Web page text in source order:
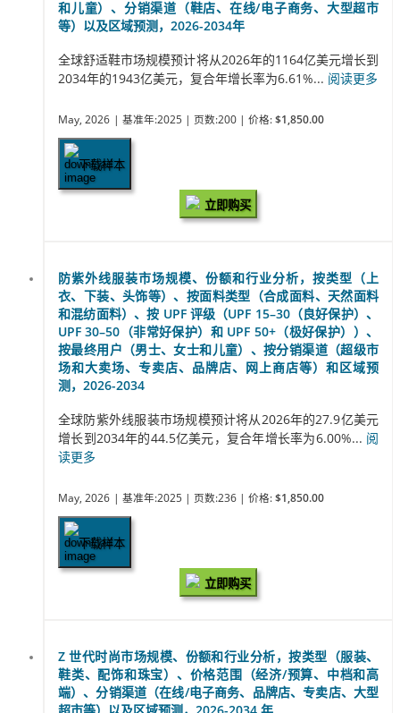
和儿童）、分销渠道（鞋店、在线/电子商务、大型超市
等）以及区域预测，2026-2034年
全球舒适鞋市场规模预计将从2026年的1164亿美元增长到
2034年的1943亿美元，复合年增长率为6.61%... 阅读更多
May, 2026 | 基准年:2025 | 页数:200 | 价格: $1,850.00
下载样本
立即购买
防紫外线服装市场规模、份额和行业分析，按类型（上
衣、下装、头饰等）、按面料类型（合成面料、天然面料
和混纺面料）、按 UPF 评级（UPF 15–30（良好保护）、
UPF 30–50（非常好保护）和 UPF 50+（极好保护））、
按最终用户（男士、女士和儿童）、按分销渠道（超级市
场和大卖场、专卖店、品牌店、网上商店等）和区域预
测，2026-2034
全球防紫外线服装市场规模预计将从2026年的27.9亿美元
增长到2034年的44.5亿美元，复合年增长率为6.00%... 阅
读更多
May, 2026 | 基准年:2025 | 页数:236 | 价格: $1,850.00
下载样本
立即购买
Z 世代时尚市场规模、份额和行业分析，按类型（服装、
鞋类、配饰和珠宝）、价格范围（经济/预算、中档和高
端）、分销渠道（在线/电子商务、品牌店、专卖店、大型